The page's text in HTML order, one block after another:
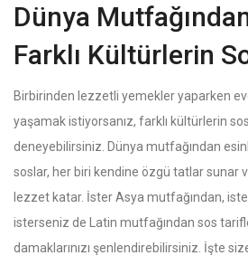
Dünya
Farklı Kültürlerin
Birbirinden lezzetli yemekler yaparken
yaşamak istiyorsanız, farklı kültürlerin
deneyebilirsiniz. Dünya mutfağından
soslar, her biri kendine özgü tatlar sunar
lezzet katar. İster Asya mutfağından,
isterseniz de Latin mutfağından sos
damaklarınızı şenlendirebilirsiniz. İşte